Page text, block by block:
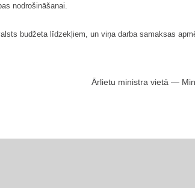
nodrošināšanai.
budžeta līdzekļiem, un viņa darba samaksas
Ārlietu ministra vietā —